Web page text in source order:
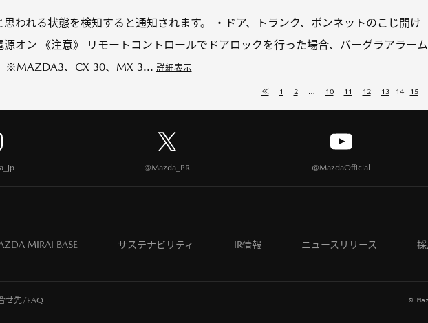
われる状態を検知すると通知されます。 ・ドア、トランク、ボンネットのこじ開け
オン 《注意》 リモートコントロールでドアロックを行った場合、バーグラアラー
※MAZDA3、CX-30、MX-3... 詳細表示
≪ 1 2 … 10 11 12 13 14 15
@Mazda_PR @MazdaOfficial
MIRAI BASE サステナビリティ IR情報 ニュースリリース
せ先/FAQ ©